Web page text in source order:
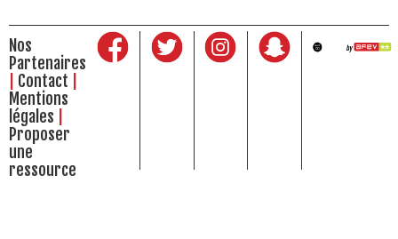
Nos
Partenaires
Contact
Mentions
légales
Proposer
une
ressource